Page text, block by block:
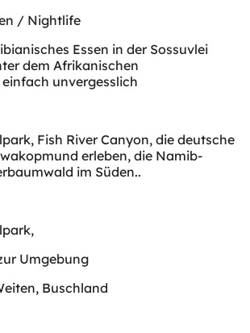
/ Nightlife
Essen in der Sossuvlei
dem Afrikanischen
unvergesslich
Fish River Canyon, die deutsche
erleben, die Namib-
im Süden..
Umgebung
Buschland